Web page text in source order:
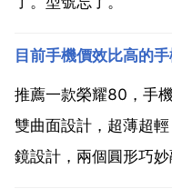
目前手機價效比高的
推薦一款榮耀80，手
雙曲面設計，超薄超
鏡設計，兩個圓形巧